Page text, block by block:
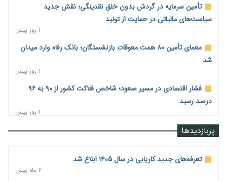
تأمین سرمایه در گردش بدون خلق نقدینگی؛ نقش جدید
سیاست‌های مالیاتی در حمایت از تولید
۱ روز پیش
معمای تأمین ۸۰ همت معوقات بازنشستگان؛ بانک رفاه وارد میدان
شد
۱ روز پیش
فشار اقتصادی در مسیر صعود؛ شاخص فلاکت کشور از ۹۰ به ۹۶
درصد رسید
۱ روز پیش
رشد ۷۵ هزار میلیاردی بازار خرید اعتباری؛ فین‌تک‌ها وارد میدان پربازدیدها
تعرفه‌های جدید کاریابی در سال ۱۴۰۵ ابلاغ شد
۲ ماه پیش